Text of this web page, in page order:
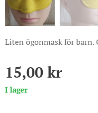
Liten ögonmask för barn.
15,00 kr
I lager